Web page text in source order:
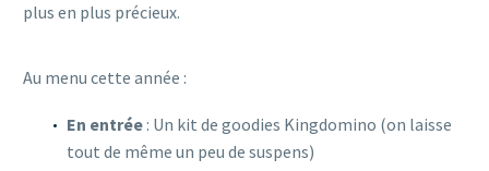
plus en plus précieux.
Au menu cette année :
En entrée : Un kit de goodies Kingdomino (on laisse
tout de même un peu de suspens)